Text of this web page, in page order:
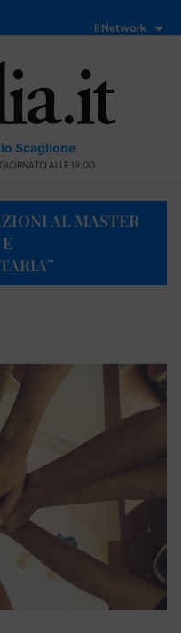
Il Network
Scaglione
ALLE 19:00
AL MASTER